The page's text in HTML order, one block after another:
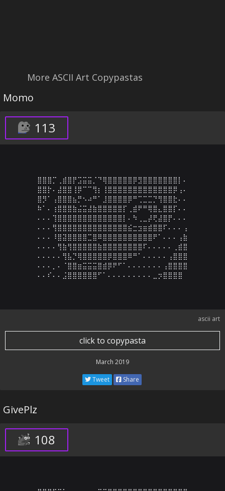
More ASCII Art Copypastas
Momo
113
⣿⣿⣿⡉⢀⣾⣿⡟⣩⣭⣭⡈⠙⢿⣿⣿⣿⣿⣿⡿⣻⣿⣿⣿⣿⣿⣿⣿⡇⠄
⣿⣿⡗⠄⣼⣿⣿⢸⡿⠉⠉⢻⡆⢸⣿⣿⣿⣿⣿⣿⣿⣿⣿⣿⣿⣿⣿⡿⢠⠄
⣿⡻⠁⢠⣿⣿⣿⣦⡛⠢⠴⠛⠁⣸⣿⣿⣿⣿⡿⠛⢉⣉⣉⡙⢻⣿⣿⣗⠄⠄
⠷⠁⠄⢰⣿⣿⣿⣷⣬⣭⣼⣷⣿⣿⣿⣿⣿⡏⢀⣾⠟⠛⢿⣿⣄⣿⣿⡏⠄⠄
⠄⠄⠄⢹⣿⣿⣿⣿⣿⣿⣿⣿⣿⣿⣿⣿⣿⡇⠄⠳⢀⣀⡼⢟⣼⣿⡟⠄⠄⠄
⠄⠄⠄⢻⣿⣿⣿⣿⣿⣿⣿⣿⣿⣿⣿⣿⣿⣿⣮⣒⣲⣶⣾⣿⣿⠏⠄⠄⠄⢠
⠄⠄⠄⠸⣿⣽⣿⣿⣿⣿⣉⣿⠿⣿⣿⣿⣿⣿⣿⣿⣿⣿⣿⠟⠁⠄⠄⠄⢠⣷
⠄⠄⠄⠄⢻⣷⢻⣿⣿⣿⣿⣿⣷⣿⣿⣿⣿⣿⣿⣿⣿⠏⠄⠄⠄⠄⠄⢀⣾⣿
⠄⠄⠄⠄⠄⢻⣧⡙⢿⣿⣿⣿⣿⣿⡿⣿⣿⣿⠿⠛⠁⠄⠄⠄⠄⠄⢠⣿⣿⣿
⠄⠄⠄⡀⠄⠈⣿⣿⣶⣭⣭⣭⣿⣾⡿⠟⠋⠁⠄⠄⠄⠄⠄⠄⠄⢠⣿⣿⣿⣿
⠄⠄⠎⠄⠄⣨⣿⣿⣿⣿⣿⣿⠋⠁⠄⠄⠄⠄⠄⠄⠄⠄⠄⣀⡲⣿⣿⣿⣿
ascii art
click to copypasta
March 2019
Tweet Share
GivePlz
108